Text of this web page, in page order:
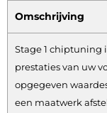
Omschrijving
Stage 1 chiptuning
prestaties van uw
opgegeven
een maatwerk